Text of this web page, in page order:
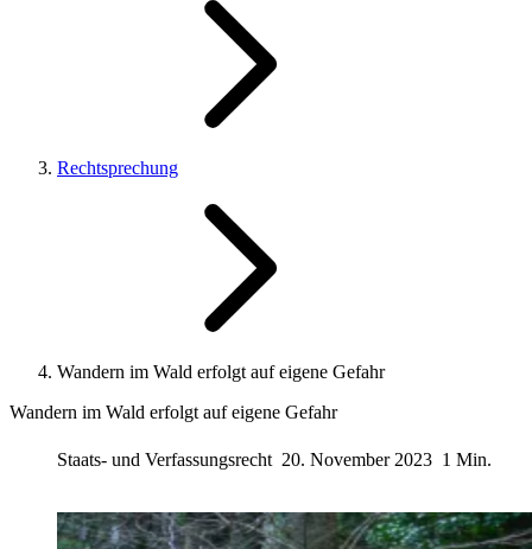
Rechtsprechung
Wandern im Wald erfolgt auf eigene Gefahr
Wandern im Wald erfolgt auf eigene Gefahr
Staats- und Verfassungsrecht 20. November 2023 1 Min.